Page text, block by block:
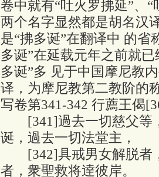
卷中就有“吐火罗拂延”、
两个名字显然都是胡名汉
是“拂多诞”在翻译中 的省
多诞”在延载元年之前就
多诞”多 见于中国摩尼教
译，为摩尼教第二教阶的
写卷第341-342 行薦王偈
[341]過去一切慈父等
诞，過去一切法堂主，
[342]具戒男女解脱者
者，衆聖救将逹彼岸。